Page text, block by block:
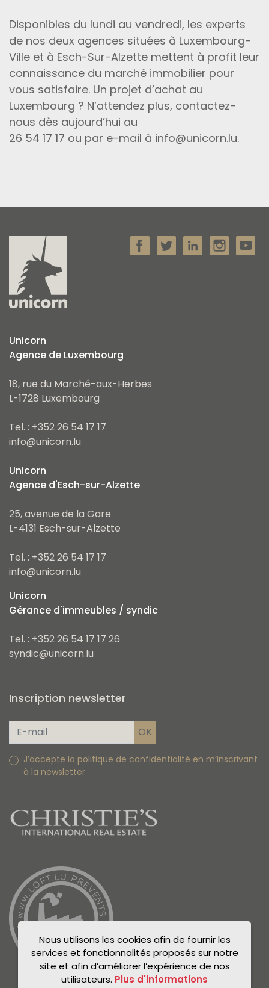
Disponibles du lundi au vendredi, les experts
de nos deux agences situées à Luxembourg-
Ville et à Esch-Sur-Alzette mettent à profit leur
connaissance du marché immobilier pour
vous satisfaire. Un projet d’achat au
Luxembourg ? N’attendez plus, contactez-
nous dès aujourd’hui au
26 54 17 17 ou par e-mail à info@unicorn.lu.
Unicorn
Agence de Luxembourg
18, rue du Marché-aux-Herbes
L-1728 Luxembourg
Tel. : +352 26 54 17 17
info@unicorn.lu
Unicorn
Agence d'Esch-sur-Alzette
25, avenue de la Gare
L-4131 Esch-sur-Alzette
Tel. : +352 26 54 17 17
info@unicorn.lu
Unicorn
Gérance d'immeubles / syndic
Tel. : +352 26 54 17 17 26
syndic@unicorn.lu
Inscription newsletter
J’accepte la politique de confidentialité en m’inscrivant
à la newsletter
Nous utilisons les cookies afin de fournir les
services et fonctionnalités proposés sur notre
site et afin d’améliorer l’expérience de nos
utilisateurs. Plus d'informations